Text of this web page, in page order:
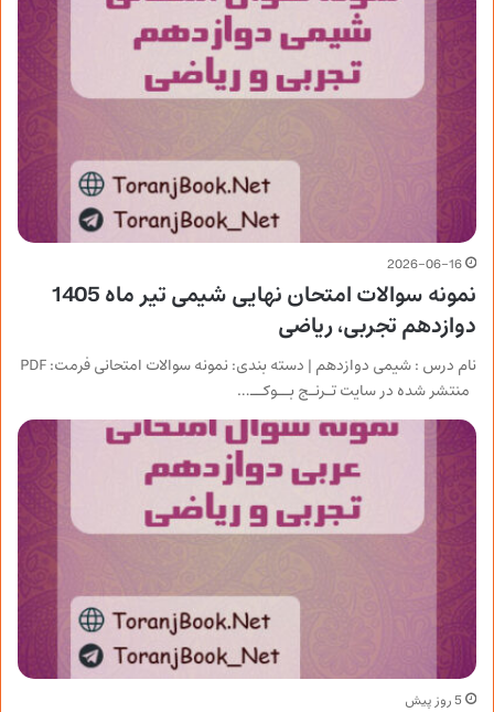
2026-06-16
نمونه سوالات امتحان نهایی شیمی تیر ماه 1405
دوازدهم تجربی، ریاضی
نام درس : شیمی دوازدهم | دسته بندی: نمونه سوالات امتحانی فرمت: PDF
منتشر شده در سایت تـرنـج بــوکــ…
5 روز پیش